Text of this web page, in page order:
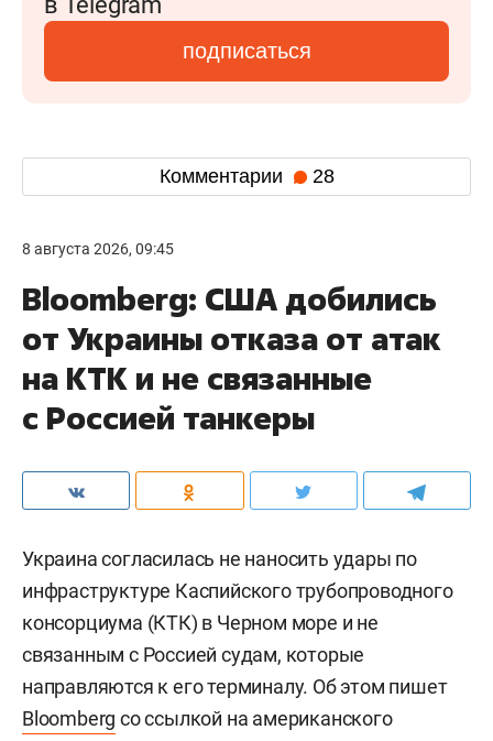
подписаться
Комментарии 28
8 августа 2026, 09:45
Bloomberg: США добились
от Украины отказа от атак
на КТК и не связанные
с Россией танкеры
Украина согласилась не наносить удары по
инфраструктуре Каспийского трубопроводного
консорциума (КТК) в Черном море и не
связанным с Россией судам, которые
направляются к его терминалу. Об этом пишет
Bloomberg со ссылкой на американского